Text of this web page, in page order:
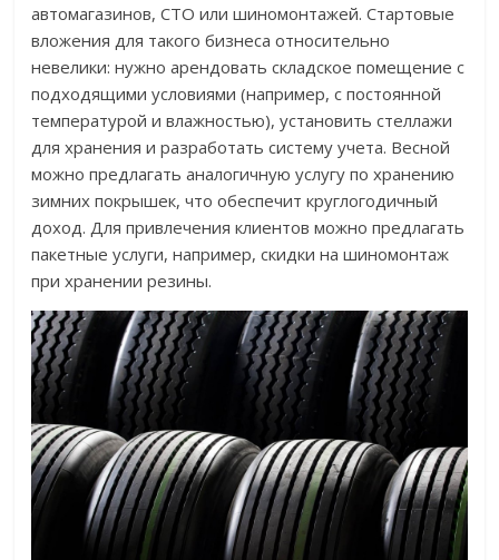
автомагазинов, СТО или шиномонтажей. Стартовые
вложения для такого бизнеса относительно
невелики: нужно арендовать складское помещение с
подходящими условиями (например, с постоянной
температурой и влажностью), установить стеллажи
для хранения и разработать систему учета. Весной
можно предлагать аналогичную услугу по хранению
зимних покрышек, что обеспечит круглогодичный
доход. Для привлечения клиентов можно предлагать
пакетные услуги, например, скидки на шиномонтаж
при хранении резины.